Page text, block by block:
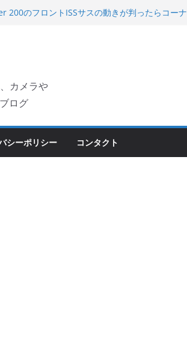
200のフロントISSサスの動きが判ったらコーナ
、ガラスコーティング行って来た
のふるさと納税で KGR HARMONY 南部鉄器エ
礼品でもらえる！
カメラや
ログ
シーポリシー コンタクト